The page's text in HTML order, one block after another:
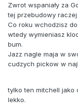
Zwrot wspaniały za
tej przebudowy raczej
Co roku wchodzisz
wtedy wymieniasz
bum.
Jazz nagle maja w
cudzych pickow w
tylko ten mitchell jako
lekko.